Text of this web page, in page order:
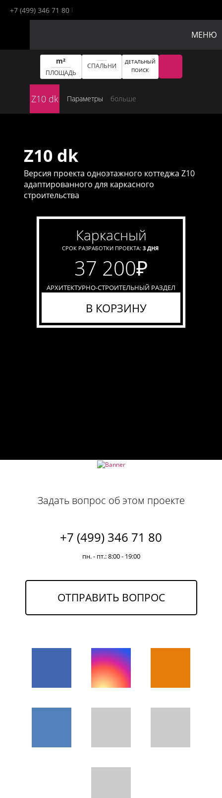
+7 (499) 346 71 80
МЕНЮ
m²
ПЛОЩАДЬ
СПАЛЬНИ
ДЕТАЛЬНЫЙ
ПОИСК
Z10 dk Параметры больше
Z10 dk
Версия проекта одноэтажного коттеджа Z10
адаптированного для каркасного
строительства
каркасный
СРОК РАЗРАБОТКИ ПРОЕКТА: 3 ДНЯ
37 200₽
АРХИТЕКТУРНО-СТРОИТЕЛЬНЫЙ РАЗДЕЛ
В КОРЗИНУ
Задать вопрос об этом проекте
+7 (499) 346 71 80
пн. - пт.: 8:00 - 19:00
ОТПРАВИТЬ ВОПРОС